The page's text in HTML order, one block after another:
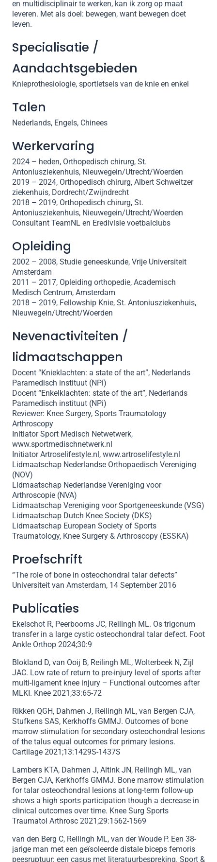
en multidisciplinair te werken, kan ik zorg op maat
leveren. Met als doel: bewegen, want bewegen doet
leven.
Specialisatie /
Aandachtsgebieden
Knieprothesiologie, sportletsels van de knie en enkel
Talen
Nederlands, Engels, Chinees
Werkervaring
2024 – heden, Orthopedisch chirurg, St.
Antoniusziekenhuis, Nieuwegein/Utrecht/Woerden
2019 – 2024, Orthopedisch chirurg, Albert Schweitzer
ziekenhuis, Dordrecht/Zwijndrecht
2018 – 2019, Orthopedisch chirurg, St.
Antoniusziekenhuis, Nieuwegein/Utrecht/Woerden
Consultant TeamNL en Eredivisie voetbalclubs
Opleiding
2002 – 2008, Studie geneeskunde, Vrije Universiteit
Amsterdam
2011 – 2017, Opleiding orthopedie, Academisch
Medisch Centrum, Amsterdam
2018 – 2019, Fellowship Knie, St. Antoniusziekenhuis,
Nieuwegein/Utrecht/Woerden
Nevenactiviteiten /
lidmaatschappen
Docent “Knieklachten: a state of the art”, Nederlands
Paramedisch instituut (NPi)
Docent “Enkelklachten: state of the art”, Nederlands
Paramedisch instituut (NPi)
Reviewer: Knee Surgery, Sports Traumatology
Arthroscopy
Initiator Sport Medisch Netwetwerk,
www.sportmedischnetwerk.nl
Initiator Artroselifestyle.nl, www.artroselifestyle.nl
Lidmaatschap Nederlandse Orthopaedisch Vereniging
(NOV)
Lidmaatschap Nederlandse Vereniging voor
Arthroscopie (NVA)
Lidmaatschap Vereniging voor Sportgeneeskunde (VSG)
Lidmaatschap Dutch Knee Society (DKS)
Lidmaatschap European Society of Sports
Traumatology, Knee Surgery & Arthroscopy (ESSKA)
Proefschrift
“The role of bone in osteochondral talar defects”
Universiteit van Amsterdam, 14 September 2016
Publicaties
Ekelschot R, Peerbooms JC, Reilingh ML. Os trigonum
transfer in a large cystic osteochondral talar defect. Foot
Ankle Orthop 2024;30:9
Blokland D, van Ooij B, Reilingh ML, Wolterbeek N, Zijl
JAC. Low rate of return to pre-injury level of sports after
multi-ligament knee injury – Functional outcomes after
MLKI. Knee 2021;33:65-72
Rikken QGH, Dahmen J, Reilingh ML, van Bergen CJA,
Stufkens SAS, Kerkhoffs GMMJ. Outcomes of bone
marrow stimulation for secondary osteochondral lesions
of the talus equal outcomes for primary lesions.
Cartilage 2021;13:1429S-1437S
Lambers KTA, Dahmen J, Altink JN, Reilingh ML, van
Bergen CJA, Kerkhoffs GMMJ. Bone marrow stimulation
for talar osteochondral lesions at long-term follow-up
shows a high sports participation though a decrease in
clinical outcomes over time. Knee Surg Sports
Traumatol Arthrosc 2021;29:1562-1569
van den Berg C, Reilingh ML, van der Woude P. Een 38-
jarige man met een geïsoleerde distale biceps femoris
peesruptuur: een casus met literatuurbespreking. Sport &